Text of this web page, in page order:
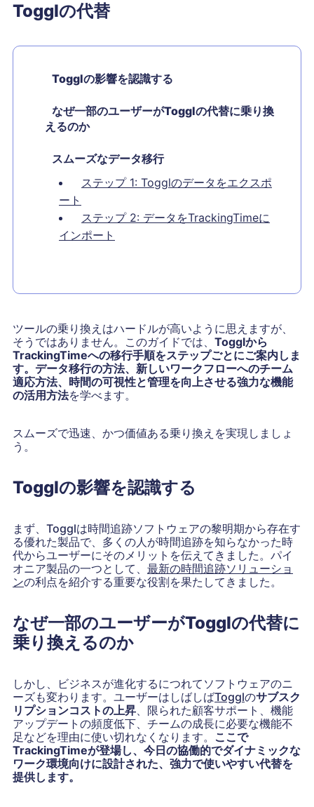
Togglの代替
Togglの影響を認識する
なぜ一部のユーザーがTogglの代替に乗り換
えるのか
スムーズなデータ移行
ステップ 1: Togglのデータをエクスポ
ート
ステップ 2: データをTrackingTimeに
インポート
ツールの乗り換えはハードルが高いように思えますが、
そうではありません。このガイドでは、 Togglから
TrackingTimeへの移行手順をステップごとにご案内しま
す。データ移行の方法、新しいワークフローへのチーム
適応方法、時間の可視性と管理を向上させる強力な機能
の活用方法を学べます。
スムーズで迅速、かつ価値ある乗り換えを実現しましょ
う。
Togglの影響を認識する
まず、Togglは時間追跡ソフトウェアの黎明期から存在す
る優れた製品で、多くの人が時間追跡を知らなかった時
代からユーザーにそのメリットを伝えてきました。パイ
オニア製品の一つとして、 最新の時間追跡ソリューショ
ンの利点を紹介する重要な役割を果たしてきました。
なぜ一部のユーザーがTogglの代替に
乗り換えるのか
しかし、ビジネスが進化するにつれてソフトウェアのニ
ーズも変わります。ユーザーはしばしばTogglのサブスク
リプションコストの上昇、限られた顧客サポート、機能
アップデートの頻度低下、チームの成長に必要な機能不
足などを理由に使い切れなくなります。 ここで
TrackingTimeが登場し、今日の協働的でダイナミックな
ワーク環境向けに設計された、強力で使いやすい代替を
提供します。